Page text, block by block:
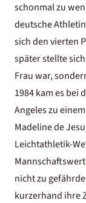
schonmal zu
deutsche
sich den vierten
später stellte
Frau war,
1984 kam es bei
Angeleszu
Madeline de
Leichtathletik-
nicht zu
kurzerhand ihre